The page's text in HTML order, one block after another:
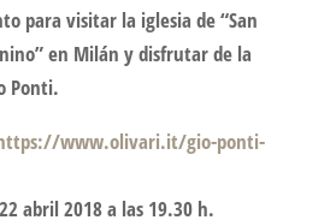
para visitar la iglesia de “San
en Milán y disfrutar de la
Ponti.
www.olivari.it/gio-ponti-
abril 2018 a las 19.30 h.